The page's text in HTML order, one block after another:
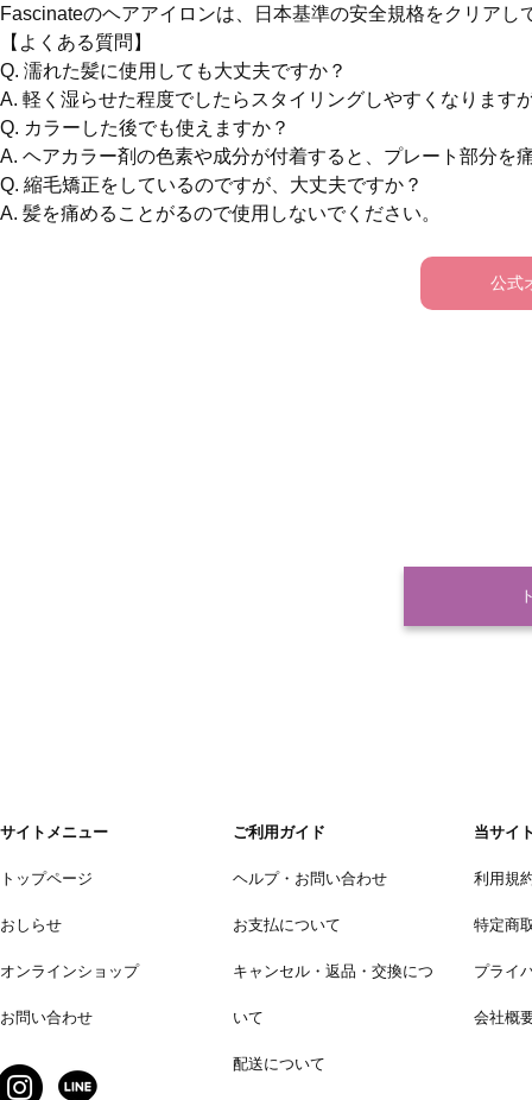
Fascinateのヘアアイロンは、日本基準の安全規格をクリアし
【よくある質問】
Q. 濡れた髪に使用しても大丈夫ですか？
A. 軽く湿らせた程度でしたらスタイリングしやすくなります
Q. カラーした後でも使えますか？
A. ヘアカラー剤の色素や成分が付着すると、プレート部分
Q. 縮毛矯正をしているのですが、大丈夫ですか？
A. 髪を痛めることがるので使用しないでください。
公式
サイトメニュー
トップページ
おしらせ
オンラインショップ
お問い合わせ
ご利用ガイド
ヘルプ・お問い合わせ
お支払について
キャンセル・返品・交換につ
いて
配送について
当サイ
利用規
特定商
プライ
会社概